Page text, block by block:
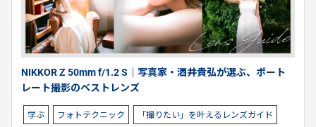
NIKKOR Z 50mm f/1.2 S｜写真家・酒井貴弘が選ぶ、ポート
レート撮影のベストレンズ
学ぶ フォトテクニック 「撮りたい」を叶えるレンズガイド